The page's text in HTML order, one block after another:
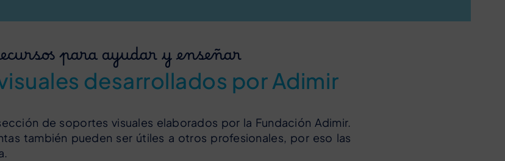
para ayudar y enseñar
desarrollados por Adimir
de soportes visuales elaborados por la Fundación Adimir.
también pueden ser útiles a otros profesionales, por eso las